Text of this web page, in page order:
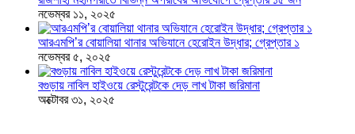
নভেম্বর ১১, ২০২৫
আরএমপি’র বোয়ালিয়া থানার অভিযানে হেরোইন উদ্ধার; গ্রেপ্তার ১
নভেম্বর ৫, ২০২৫
বগুড়ায় নাবিল হাইওয়ে রেস্টুরেন্টকে দেড় লাখ টাকা জরিমানা
অক্টোবর ৩১, ২০২৫